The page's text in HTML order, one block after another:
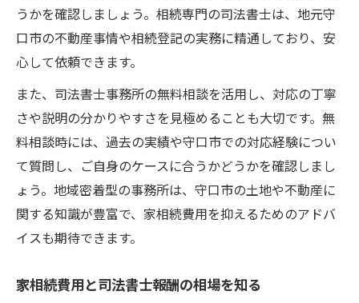
うかを確認しましょう。相続専門の司法書士は、地元守
口市の不動産事情や相続登記の実務に精通しており、安
心して依頼できます。
また、司法書士事務所の無料相談を活用し、対応の丁寧
さや説明の分かりやすさを見極めることも大切です。無
料相談時には、過去の実績や守口市での対応経験につい
て質問し、ご自身のケースに合うかどうかを確認しまし
ょう。地域密着型の事務所は、守口市の土地や不動産に
関する知識が豊富で、家相続費用を抑えるためのアドバ
イスも期待できます。
家相続費用と司法書士報酬の相場を知る